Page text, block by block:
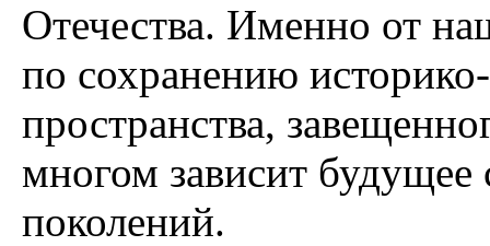
Отечества. Именно от
по сохранению
пространства,
многом зависит
поколений.